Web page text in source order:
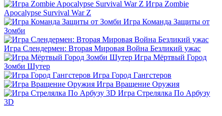
Игра Zombie
Apocalypse Survival War Z
Игра Команда Защиты от
Зомби
Игра Слендермен: Вторая Мировая Война Безликий ужас
Игра Мёртвый Город
Зомби Шутер
Игра Город Гангстеров
Игра Вращение Оружия
Игра Стрелялка По Арбузу
3D